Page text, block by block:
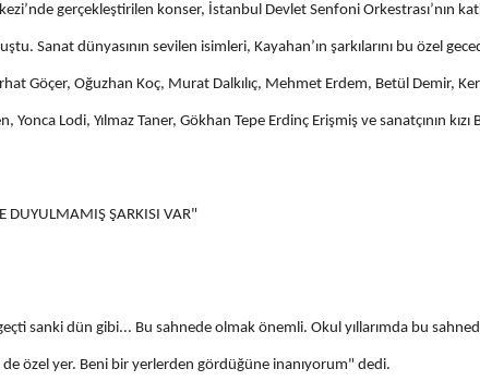
gerçekleştirilen konser, İstanbul Devlet Senfoni Orkestrası’nın
Sanat dünyasının sevilen isimleri, Kayahan’ın şarkılarını bu özel
Göçer, Oğuzhan Koç, Murat Dalkılıç, Mehmet Erdem, Betül Demir,
Yonca Lodi, Yılmaz Taner, Gökhan Tepe Erdinç Erişmiş ve sanatçının kızı
DUYULMAMIŞ ŞARKISI VAR"
sanki dün gibi... Bu sahnede olmak önemli. Okul yıllarımda bu
özel yer. Beni bir yerlerden gördüğüne inanıyorum" dedi.